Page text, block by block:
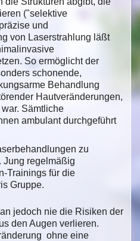
("selektive
und
von Laserstrahlung läßt
So ermöglicht der
schonende,
Behandlung
Hautveränderungen,
Sämtliche
ambulant durchgeführt
zu
Jung regelmäßig
Trainings für die
Gruppe.
jedoch nie die Risiken der
den Augen verlieren.
ohne eine